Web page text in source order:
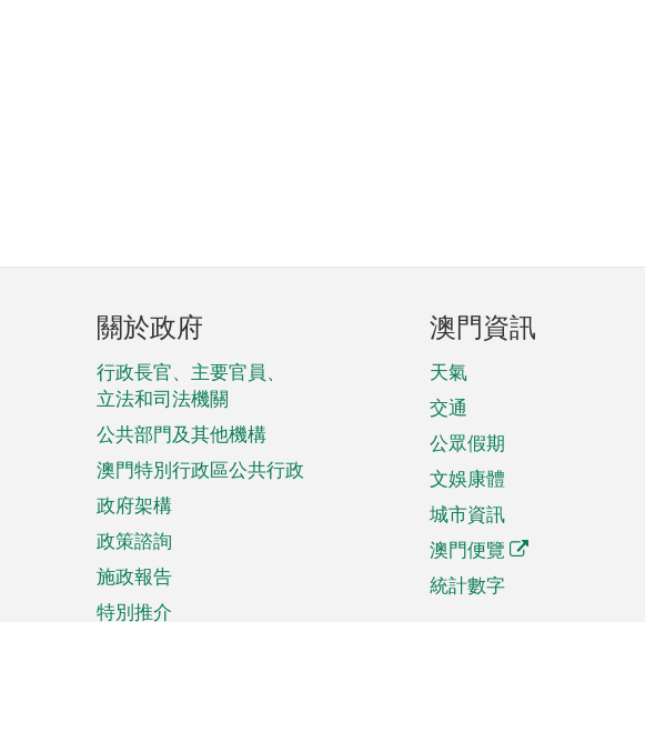
頁
腳
菜
單
關於政府
行政長官、主要官員、
立法和司法機關
公共部門及其他機構
澳門特別行政區公共行政
政府架構
政策諮詢
施政報告
特別推介
澳門資訊
天氣
交通
公眾假期
文娛康體
城市資訊
澳門便覽
統計數字